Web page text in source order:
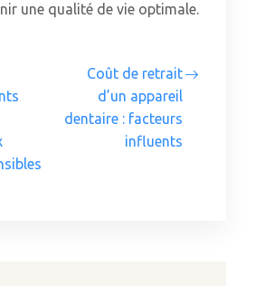
une qualité de vie optimale.
Coût de retrait
d’un appareil
dentaire : facteurs
influents